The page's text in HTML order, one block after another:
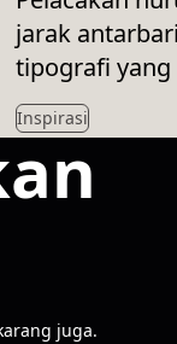
jarak
tipografi yang
Inspirasi
juga.